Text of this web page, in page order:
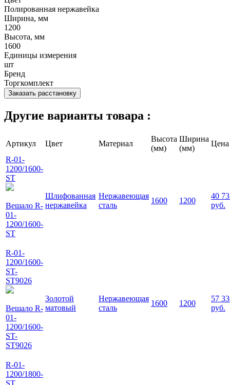
Полированная нержавейка
Ширина, мм
1200
Высота, мм
1600
Единицы измерения
шт
Бренд
Торгкомплект
Заказать расстановку
Другие варианты товара :
Артикул Цвет Материал
Высота
(мм)
Ширина
(мм)
Цена
R-01-
1200/1600-
ST
Вешало R-
01-
1200/1600-
ST
Шлифованная
нержавейка
Нержавеющая
сталь
1600 1200
40
руб.
R-01-
1200/1600-
ST-
ST9026
Вешало R-
01-
1200/1600-
ST-
ST9026
Золотой
матовый
Нержавеющая
сталь
1600 1200
57
руб.
R-01-
1200/1800-
ST